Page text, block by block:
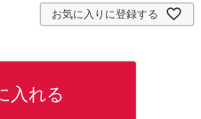
お気に入りに登録する
入れる